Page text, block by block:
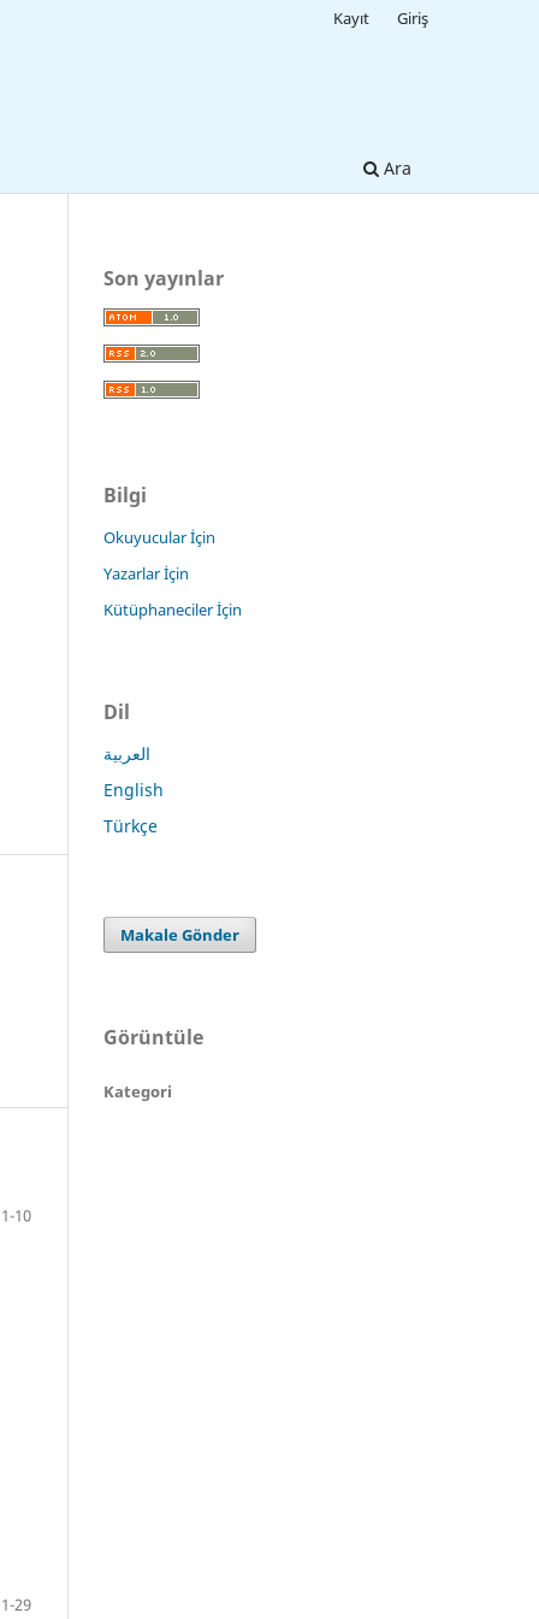
Ara
Kayıt Giriş
1-10
29
Son yayınlar
Bilgi
Okuyucular İçin
Yazarlar İçin
Kütüphaneciler İçin
Dil
العربية
English
Türkçe
Makale Gönder
Görüntüle
Kategori